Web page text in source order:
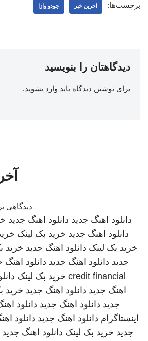
برچسب‌ها: اخرین خبر جودو وازا
دیدگاهتان را بنویسید
برای نوشتن دیدگاه باید وارد بشوید.
دیدگاهی
دانلود اهنگ جدید دانلود اهنگ جدید
دانلود اهنگ جدید خرید بک لینک
خرید بک لینک دانلود اهنگ جدید خرید
جدید دانلود اهنگ جدید دانلود اهنگ
credit financial خرید بک لینک
اهنگ جدید دانلود اهنگ جدید خرید
جدید دانلود اهنگ جدید دانلود
اینستاگرام دانلود اهنگ جدید دانلود
جدید خرید بک لینک دانلود اهنگ جدید